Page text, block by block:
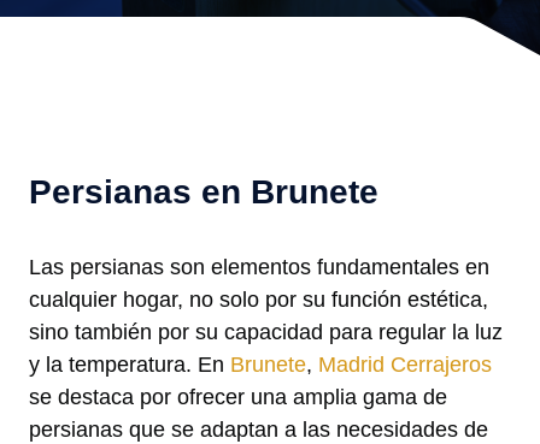
Persianas en Brunete
Las persianas son elementos fundamentales en
cualquier hogar, no solo por su función estética,
sino también por su capacidad para regular la luz
y la temperatura. En Brunete, Madrid Cerrajeros
se destaca por ofrecer una amplia gama de
persianas que se adaptan a las necesidades de